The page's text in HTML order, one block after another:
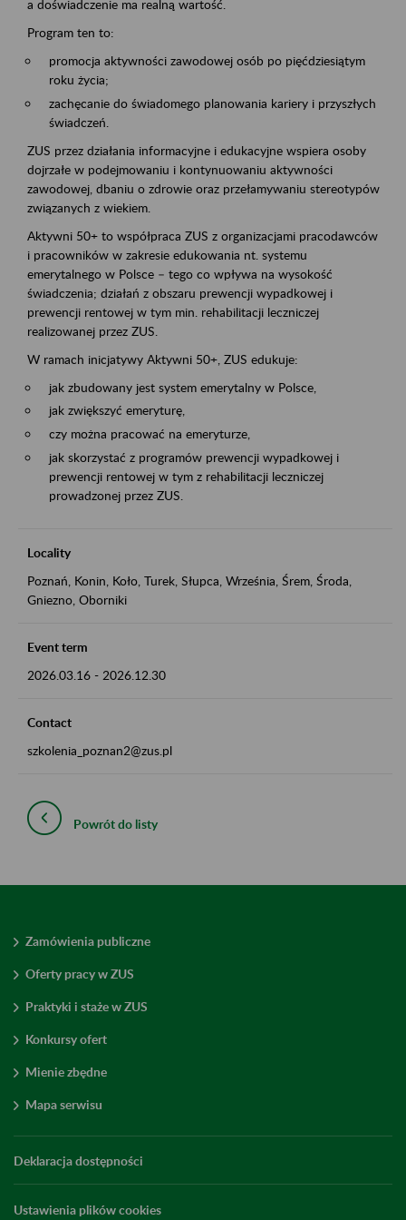
a doświadczenie ma realną wartość.
Program ten to:
promocja aktywności zawodowej osób po pięćdziesiątym
roku życia;
zachęcanie do świadomego planowania kariery i przyszłych
świadczeń.
ZUS przez działania informacyjne i edukacyjne wspiera osoby
dojrzałe w podejmowaniu i kontynuowaniu aktywności
zawodowej, dbaniu o zdrowie oraz przełamywaniu stereotypów
związanych z wiekiem.
Aktywni 50+ to współpraca ZUS z organizacjami pracodawców
i pracowników w zakresie edukowania nt. systemu
emerytalnego w Polsce – tego co wpływa na wysokość
świadczenia; działań z obszaru prewencji wypadkowej i
prewencji rentowej w tym min. rehabilitacji leczniczej
realizowanej przez ZUS.
W ramach inicjatywy Aktywni 50+, ZUS edukuje:
jak zbudowany jest system emerytalny w Polsce,
jak zwiększyć emeryturę,
czy można pracować na emeryturze,
jak skorzystać z programów prewencji wypadkowej i
prewencji rentowej w tym z rehabilitacji leczniczej
prowadzonej przez ZUS.
Locality
Poznań, Konin, Koło, Turek, Słupca, Września, Śrem, Środa,
Gniezno, Oborniki
Event term
2026.03.16 - 2026.12.30
Contact
szkolenia_poznan2@zus.pl
Powrót do listy
Zamówienia publiczne
Oferty pracy w ZUS
Praktyki i staże w ZUS
Konkursy ofert
Mienie zbędne
Mapa serwisu
Deklaracja dostępności
Ustawienia plików cookies